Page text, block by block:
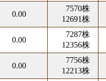
0.00
7570株
12691株
0.00
7287株
12356株
0.00
7756株
12213株